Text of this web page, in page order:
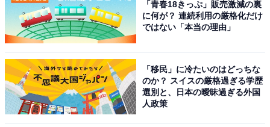
アクセス・料金情報は？ 泊まれる？
アクセス
所在地：岩手県花巻市台2-56-1
アクセス：JR東北本線「花巻駅」から岩手県交通「台温
泉行き」バスで20分、終点下車、徒歩5分。無料駐車場
「青春18きっぷ」販売激減の裏
に何が？ 連続利用の厳格化だけ
ではない「本当の理由」
「移民」に冷たいのはどっちな
のか？ スイスの厳格過ぎる学歴
選別と、日本の曖昧過ぎる外国
人政策